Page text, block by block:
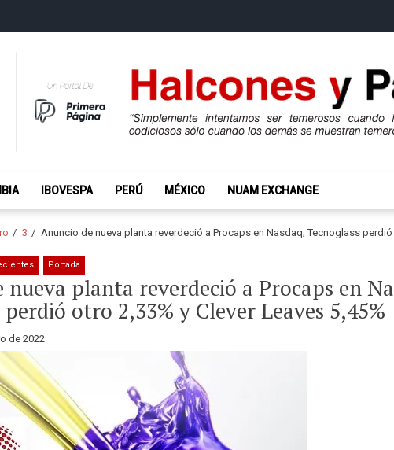
y Palomas
IBOVESPA PERÚ MÉXICO NUAM EXCHANGE
3 Anuncio de nueva planta reverdeció a Procaps en Nasdaq; Tecnoglass perdió
Portada
nueva planta reverdeció a Procaps en
perdió otro 2,33% y Clever Leaves 5,45%
de 2022